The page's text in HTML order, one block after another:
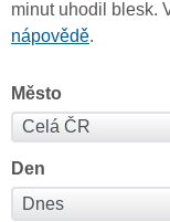
minut uhodil blesk.
nápovědě.
Město
Den